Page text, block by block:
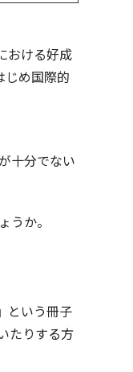
おける好成
じめ国際的
十分でない
うか。
という冊子
たりする方